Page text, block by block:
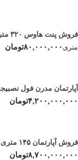
چهاردهم فریدونکنار
متری ۸۰,۰۰۰,۰۰۰تومان
آپارتمان مدرن فول
فریدونکنار
۴,۲۰۰,۰۰۰,۰۰۰تومان
فریدونکنار
۸,۷۰۰,۰۰۰,۰۰۰تومان